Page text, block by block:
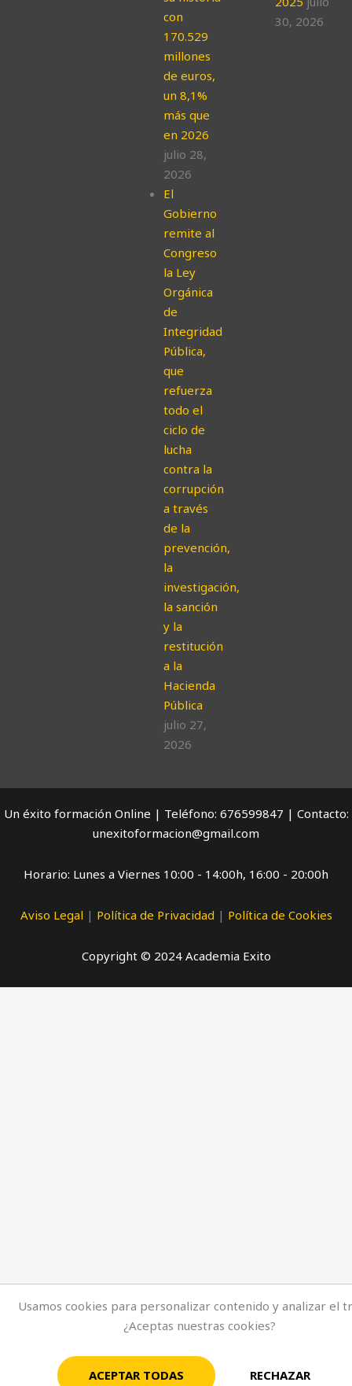
con
170.529
millones
de euros,
un 8,1%
más que
en 2026
julio 28,
2026
El
Gobierno
remite al
Congreso
la Ley
Orgánica
de
Integridad
Pública,
que
refuerza
todo el
ciclo de
lucha
contra la
corrupción
a través
de la
prevención,
la
investigación,
la sanción
y la
restitución
a la
Hacienda
Pública
julio 27,
2026
30, 2026
Un éxito formación Online | Teléfono: 676599847 | Contacto:
unexitoformacion@gmail.com
Horario: Lunes a Viernes 10:00 - 14:00h, 16:00 - 20:00h
Aviso Legal | Política de Privacidad | Política de Cookies
Copyright © 2024 Academia Exito
Usamos cookies para personalizar contenido y analizar el
¿Aceptas nuestras cookies?
ACEPTAR TODAS RECHAZAR